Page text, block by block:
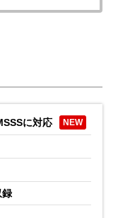
に対応 NEW
録